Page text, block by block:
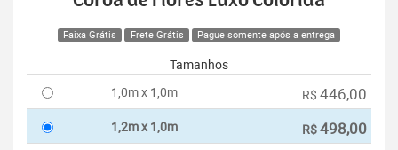
Faixa Grátis Frete Grátis Pague somente após a entrega
Tamanhos
1,0m x 1,0m
R$ 446,00
1,2m x 1,0m R$498,00